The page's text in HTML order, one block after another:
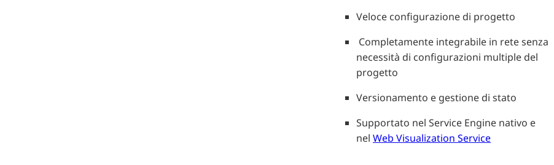
Veloce configurazione di progetto
Completamente integrabile in rete senza
necessità di configurazioni multiple del
progetto
Versionamento e gestione di stato
Supportato nel Service Engine nativo e
nel Web Visualization Service